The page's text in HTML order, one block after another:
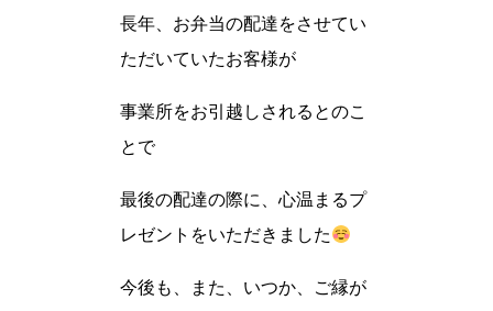
長年、お弁当の配達をさせてい
ただいていたお客様が
事業所をお引越しされるとのこ
とで
最後の配達の際に、心温まるプ
レゼントをいただきました
今後も、また、いつか、ご縁が